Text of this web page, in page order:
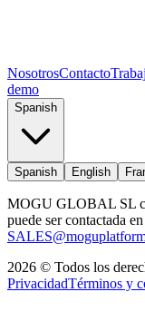
NosotrosContacto
demo
Spanish
Spanish English
MOGU GLOBAL SL
puede ser contactada
2026 © Todos los
PrivacidadTérminos y